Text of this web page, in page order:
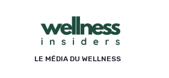
LE MÉDIA DU WELLNESS